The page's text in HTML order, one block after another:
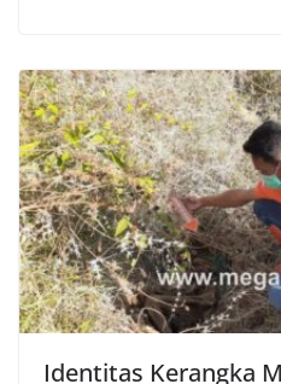
Identitas Kerangka